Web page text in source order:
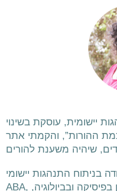
יישומית, עוסקת בשינוי
ההורות”, והקמתי אתר
שיהיה משענת להורים
בניתוח התנהגות יישומי
ABA, ובביולוגיה,